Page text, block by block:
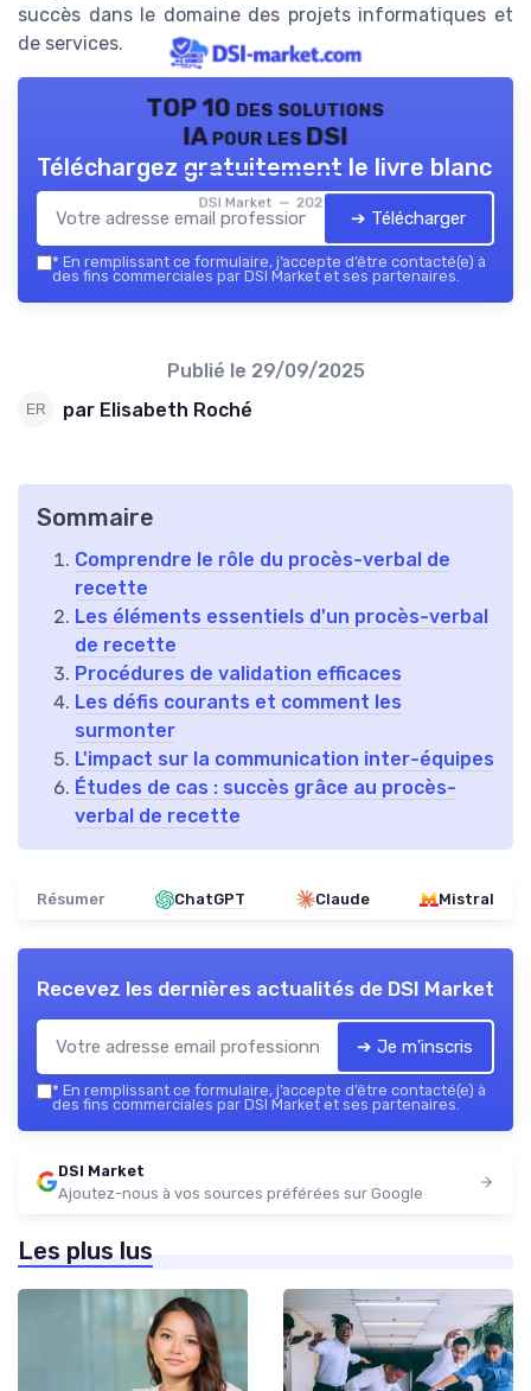
succès dans le domaine des projets informatiques et
de services.
TOP 10 des solutions
IA pour les DSI
DSI Market — 2026
Téléchargez gratuitement le livre blanc
➔ Télécharger
* En remplissant ce formulaire, j’accepte d’être contacté(e) à
des fins commerciales par DSI Market et ses partenaires.
Publié le 29/09/2025
par Elisabeth Roché
Sommaire
Comprendre le rôle du procès-verbal de
recette
Les éléments essentiels d'un procès-verbal
de recette
Procédures de validation efficaces
Les défis courants et comment les
surmonter
L'impact sur la communication inter-équipes
Études de cas : succès grâce au procès-
verbal de recette
Résumer ChatGPT Claude Mistral
Recevez les dernières actualités de DSI Market
➔ Je m'inscris
* En remplissant ce formulaire, j’accepte d’être contacté(e) à
des fins commerciales par DSI Market et ses partenaires.
DSI Market
Ajoutez-nous à vos sources préférées sur Google
Les plus lus